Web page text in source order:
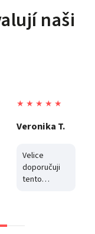
naši
★ ★ ★ ★ ★
Vladimír S.
Dokonalá
komunikace
a ochota...